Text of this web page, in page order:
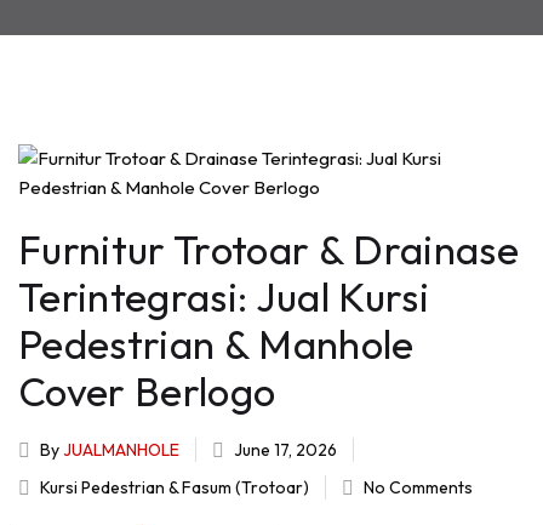
Furnitur Trotoar & Drainase
Terintegrasi: Jual Kursi
Pedestrian & Manhole
Cover Berlogo
ByJUALMANHOLE
June 17, 2026
Kursi Pedestrian & Fasum (Trotoar)
No Comments